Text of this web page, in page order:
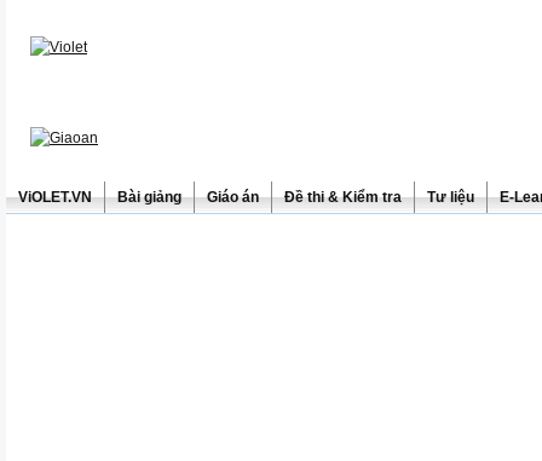
ViOLET.VN Bài giảng Giáo án Đề thi & Kiểm tra Tư liệu E-